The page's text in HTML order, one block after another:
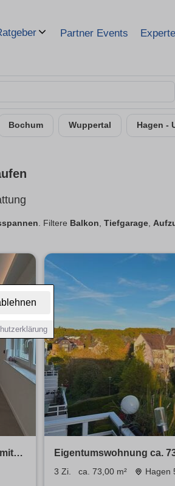
Partner Events
Bochum Wuppertal Hagen -
. Filtere Balkon, Tiefgarage,
Eigentumswohnung ca.
3 Zi. ca. 73,00 m² Hagen